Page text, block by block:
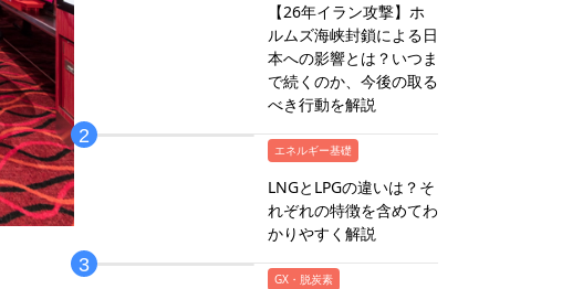
【26年イラン攻撃】ホ
ルムズ海峡封鎖による日
本への影響とは？いつま
で続くのか、今後の取る
べき行動を解説
エネルギー基礎
LNGとLPGの違いは？そ
れぞれの特徴を含めてわ
かりやすく解説
GX・脱炭素